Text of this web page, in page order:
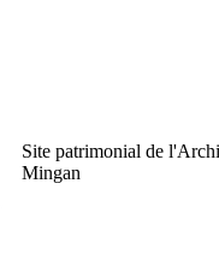
Site patrimonial de
Mingan